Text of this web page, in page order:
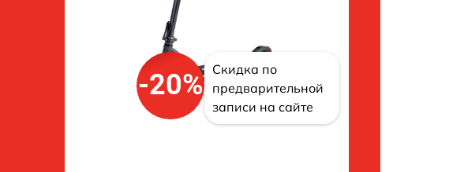
-20%
Скидка по
предварительной
записи на сайте